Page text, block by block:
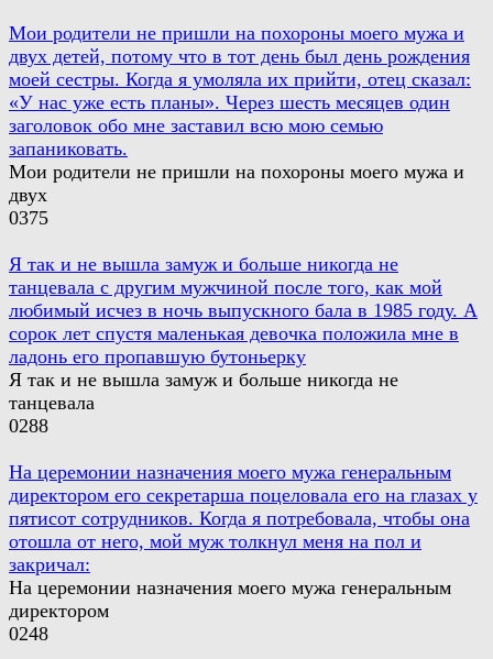
Мои родители не пришли на похороны моего мужа и
двух детей, потому что в тот день был день рождения
моей сестры. Когда я умоляла их прийти, отец сказал:
«У нас уже есть планы». Через шесть месяцев один
заголовок обо мне заставил всю мою семью
запаниковать.
Мои родители не пришли на похороны моего мужа и
двух
0375
Я так и не вышла замуж и больше никогда не
танцевала с другим мужчиной после того, как мой
любимый исчез в ночь выпускного бала в 1985 году. А
сорок лет спустя маленькая девочка положила мне в
ладонь его пропавшую бутоньерку
Я так и не вышла замуж и больше никогда не
танцевала
0288
На церемонии назначения моего мужа генеральным
директором его секретарша поцеловала его на глазах у
пятисот сотрудников. Когда я потребовала, чтобы она
отошла от него, мой муж толкнул меня на пол и
закричал:
На церемонии назначения моего мужа генеральным
директором
0248